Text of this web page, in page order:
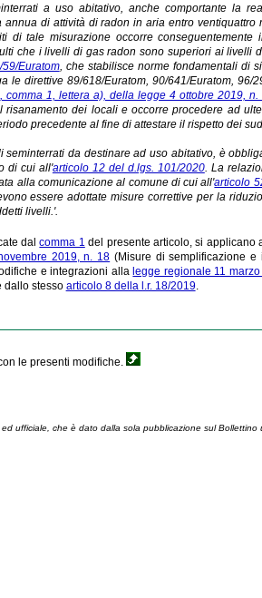
a uso abitativo, anche comportante la
di attività di radon in aria entro
di tale misurazione occorre conseguentemente
che i livelli di gas radon sono superiori ai livelli
Euratom, che stabilisce norme fondamentali di
direttive 89/618/Euratom, 90/641/Euratom, 96/
comma 1, lettera a), della legge 4 ottobre 2019, n.
dei locali e occorre procedere ad
precedente al fine di attestare il rispetto dei
da destinare ad uso abitativo, è
di cui all'articolo 12 del d.lgs. 101/2020. La
alla comunicazione al comune di cui all'articolo
essere adottate misure correttive per la
livelli.'.
dalcomma 1 del presente articolo, si applicano
2019, n. 18 (Misure di semplificazione
e integrazioni alla legge regionale 11
dallo stesso articolo 8 della l.r. 18/2019.
le presenti modifiche.
ufficiale, che è dato dalla sola pubblicazione sul Bollettino